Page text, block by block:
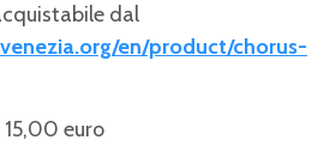
dal
en/product/chorus-
15,00 euro